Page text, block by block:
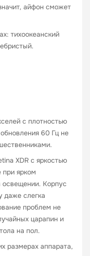
айфон сможет
тихоокеанский
с плотностью
60 Гц не
XDR с яркостью
при ярком
освещении. Корпус
даже слегка
проблем не
царапин и
на пол.
размерах аппарата,